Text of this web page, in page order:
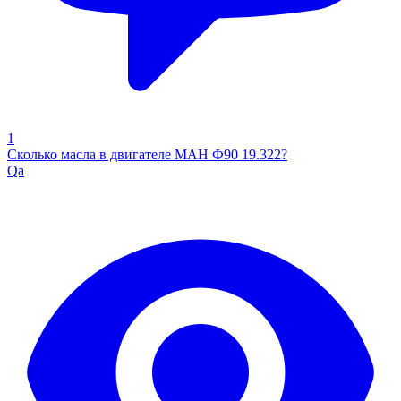
1
Сколько масла в двигателе МАН Ф90 19.322?
Qa